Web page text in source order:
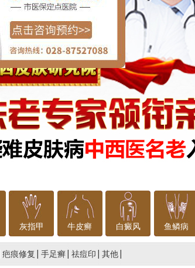
灰指甲 牛皮癣 白癜风 鱼鳞病
疤痕修复 手足癣 祛痘印 其他